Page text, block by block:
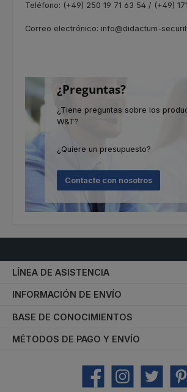
Teléfono: (+49) 250 19 71 63 54 / (+49)
Correo electrónico: info@didactum-
¿Preguntas?
¿Tiene preguntas sobre los
W&T?
¿Quiere un presupuesto?
Contacte con nosotros
LÍNEA DE ASISTENCIA
INFORMACIÓN DE ENVÍO
BASE DE CONOCIMIENTOS
MÉTODOS DE PAGO Y ENVÍO
Facebook Instagram Twitter